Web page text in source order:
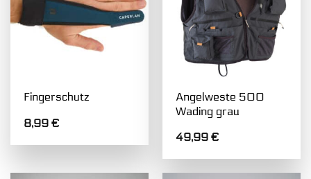
Fingerschutz
8,99€
Angelweste 500
Wading grau
49,99€